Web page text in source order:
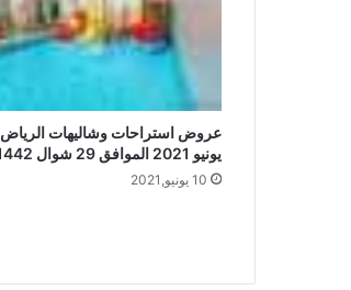
يونيو 2021 الموافق 29 شوال 1442
10 يونيو,2021